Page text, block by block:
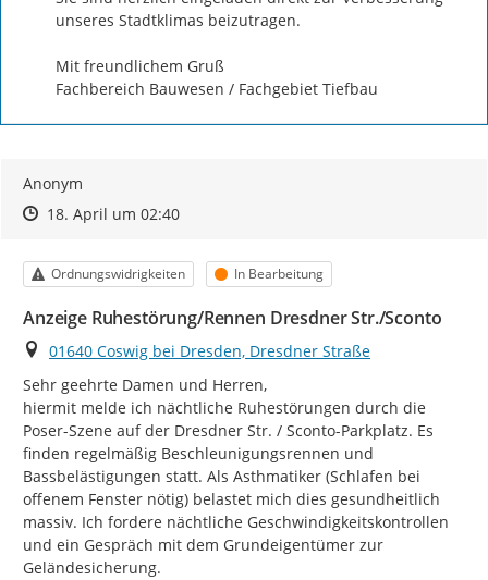
unseres Stadtklimas beizutragen.
Mit freundlichem Gruß
Fachbereich Bauwesen / Fachgebiet Tiefbau
Anonym
Zeitpunkt des Erstellens
Zeitpunkt des Erstellens
18. April um 02:40Zur Äußerung
Kategorie
Ordnungswidrigkeiten Status
In Bearbeitung
Anzeige Ruhestörung/Rennen Dresdner Str./Sconto
Ort
01640 Coswig bei Dresden, Dresdner Straße
Sehr geehrte Damen und Herren,
hiermit melde ich nächtliche Ruhestörungen durch die
Poser-Szene auf der Dresdner Str. / Sconto-Parkplatz. Es
finden regelmäßig Beschleunigungsrennen und
Bassbelästigungen statt. Als Asthmatiker (Schlafen bei
offenem Fenster nötig) belastet mich dies gesundheitlich
massiv. Ich fordere nächtliche Geschwindigkeitskontrollen
und ein Gespräch mit dem Grundeigentümer zur
Geländesicherung.